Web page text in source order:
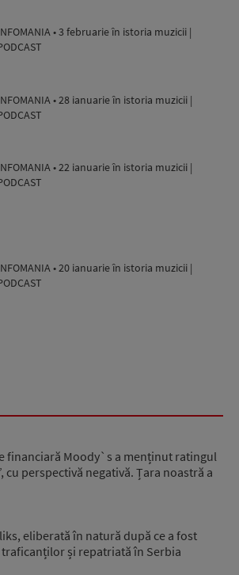
• 3 februarie în istoria muzicii |
• 28 ianuarie în istoria muzicii |
• 22 ianuarie în istoria muzicii |
• 20 ianuarie în istoria muzicii |
financiară Moody`s a menținut ratingul
cu perspectivă negativă. Țara noastră a
eliberată în natură după ce a fost
și repatriată în Serbia